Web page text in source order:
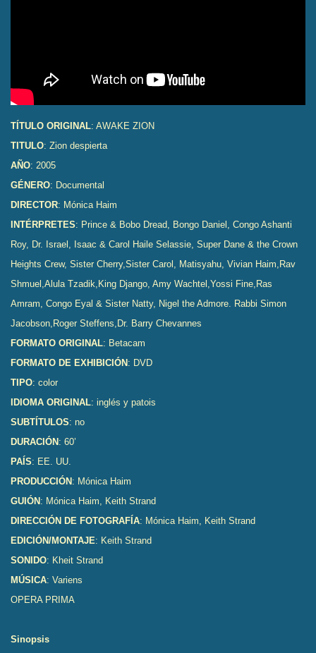
TÍTULO ORIGINAL: AWAKE ZION
TITULO: Zion despierta
AÑO: 2005
GÉNERO: Documental
DIRECTOR: Mónica Haim
INTÉRPRETES: Prince & Bobo Dread, Bongo Daniel, Congo Ashanti
Roy, Dr. Israel, Isaac & Carol Haile Selassie, Super Dane & the Crown
Heights Crew, Sister Cherry,Sister Carol, Matisyahu, Vivian Haim,Rav
Shmuel,Alula Tzadik,King Django, Amy Wachtel,Yossi Fine,Ras
Amram, Congo Eyal & Sister Natty, Nigel the Admore. Rabbi Simon
Jacobson,Roger Steffens,Dr. Barry Chevannes
FORMATO ORIGINAL: Betacam
FORMATO DE EXHIBICIÓN : DVD
TIPO: color
IDIOMA ORIGINAL: inglés y patois
SUBTÍTULOS: no
DURACIÓN : 60’
PAÍS: EE. UU.
PRODUCCIÓN : Mónica Haim
GUIÓN : Mónica Haim, Keith Strand
DIRECCIÓN DE FOTOGRAFÍA: Mónica Haim, Keith Strand
EDICIÓN/MONTAJE: Keith Strand
SONIDO: Kheit Strand
MÚSICA: Variens
OPERA PRIMA
Sinopsis